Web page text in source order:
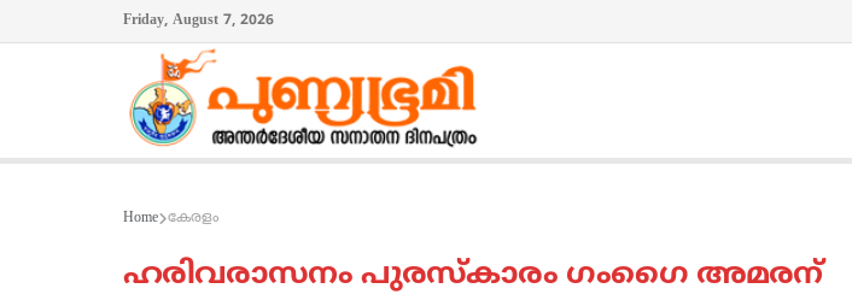
Friday, August 7, 2026
Home കേരളം
ഹരിവരാസനം പുരസ്‌കാരം ഗംഗൈ അമരന്